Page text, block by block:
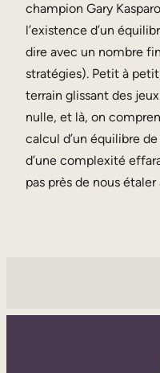
champion Gary
l’existence d’un
dire avec un nombre
stratégies). Petit à
terrain glissant des
nulle, et là, on
calcul d’un équilibre
d’une complexité
pas près de nous